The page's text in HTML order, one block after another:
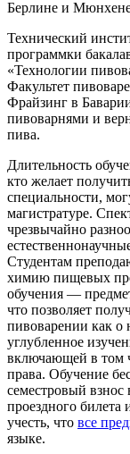
Берлине и
Технический
программки
«Технологии
Факультет
Фрайзинг в
пивоварнями и
пива.
Длительность
кто желает
специальности,
магистратуре.
чрезвычайно
Студентам
химию пищевых
обучения —
что позволяет
пивоварении как о
углубленное
включающей в том
права. Обучение
семестровый
проездного
учесть, что все
языке.